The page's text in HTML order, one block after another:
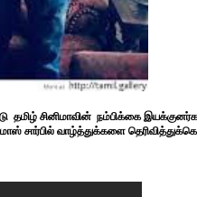
தமிழ் சினிமாவின் நம்பிக்கை
சார்பில் வாழ்த்துக்களை